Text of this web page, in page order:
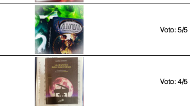
Voto: 5/5
Voto: 4/5